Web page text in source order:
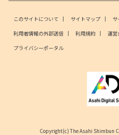
このサイトについて サイトマップ サ
利用者情報の外部送信
利用規約 運営
プライバシーポータル
Copyright(c) The Asahi Shimbun